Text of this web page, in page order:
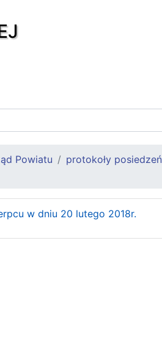
Powiatu protokoły posiedzeń
w dniu 20 lutego 2018r.